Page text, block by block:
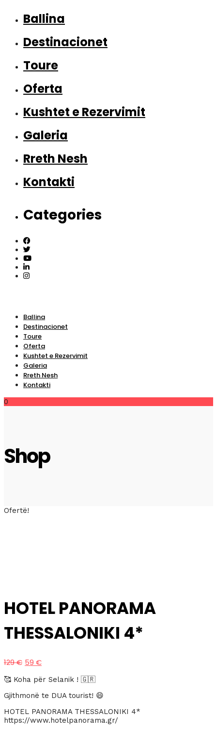
Ballina
Destinacionet
Toure
Oferta
Kushtet e Rezervimit
Galeria
Rreth Nesh
Kontakti
Categories
Ballina
Destinacionet
Toure
Oferta
Kushtet e Rezervimit
Galeria
Rreth Nesh
Kontakti
0
Shop
Ofertë!
HOTEL PANORAMA
THESSALONIKI 4*
129€ Çmimi
qe:
59 €Çmimi
tanishëm
59 €.
🥰 Koha për Selanik ! 🇬🇷
Gjithmonë te DUA tourist! 😄
HOTEL PANORAMA THESSALONIKI 4*
https://www.hotelpanorama.gr/